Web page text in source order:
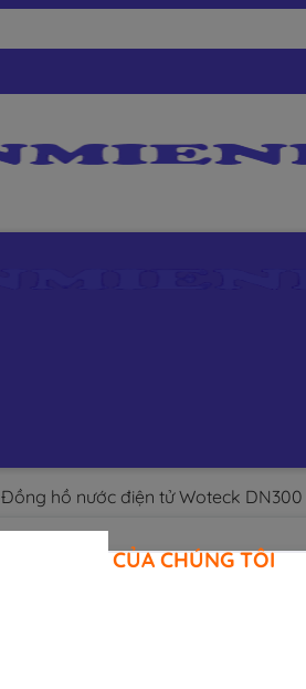
Đồng hồ nước điện tử Woteck DN300
CAM KẾT CỦA CHÚNG TÔI